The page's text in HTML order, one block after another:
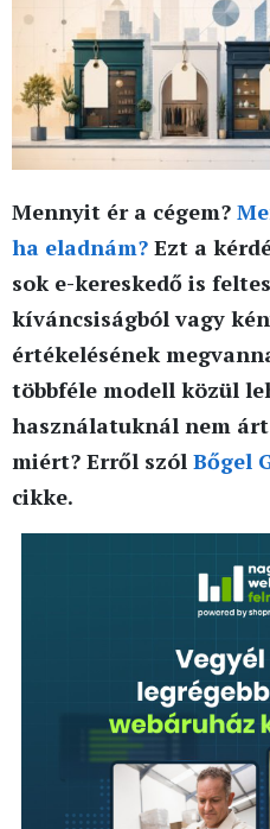
Mennyit ér a cégem?
ha eladnám? Ezt a
sok e-kereskedő is
kíváncsiságból vagy
értékelésének
többféle modell közül
használatuknál nem
miért? Erről szól Bőgel
cikke.